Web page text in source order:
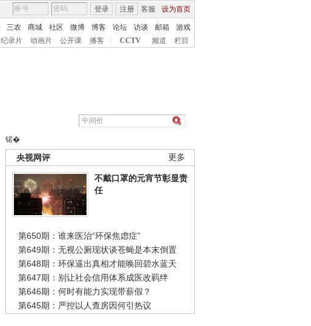
客服 设为首页
登录 注册
三农 商城 社区 微博 博客 论坛 访谈 邮箱
游戏
纪录片 动画片 公开课 播客 CCTV 频道 栏目
锘�
更多
央视网评
不戴口罩的元宵节彰显责
任
第650期：谁来医治“环保焦虑症”
第649期：无视公厕现状谈苍蝇是本末倒置
第648期：环保逼出真相才能唤回碧水蓝天
第647期：别让社会信用体系成医改羁绊
第646期：何时有能力实现带薪假？
第645期：严控以人查房因何引热议